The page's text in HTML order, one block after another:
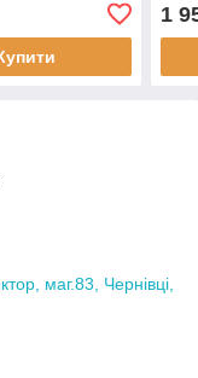
1
маг.83, Чернівці,